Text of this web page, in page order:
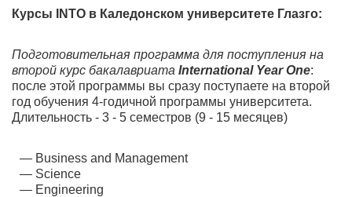
Курсы INTO в Каледонском университете Глазго:
Подготовительная программа для поступления на
второй курс бакалавриата International Year One:
после этой программы вы сразу поступаете на второй
год обучения 4-годичной программы университета.
Длительность - 3 - 5 семестров (9 - 15 месяцев)
Business and Management
Science
Engineering